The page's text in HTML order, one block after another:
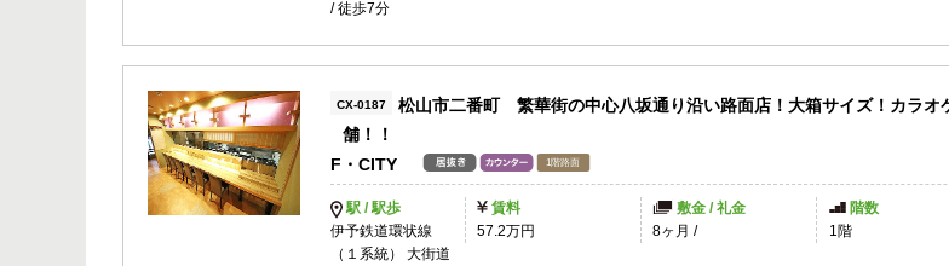
/ 徒歩7分
CX-0187
松山市二番町 繁華街の中心八坂通り沿い路面店！大箱サイズ！カラオ
舗！！
F・CITY
駅 / 駅歩
伊予鉄道環状線
（１系統） 大街道
賃料
57.2万円
敷金 / 礼金
8ヶ月 /
階数
1階